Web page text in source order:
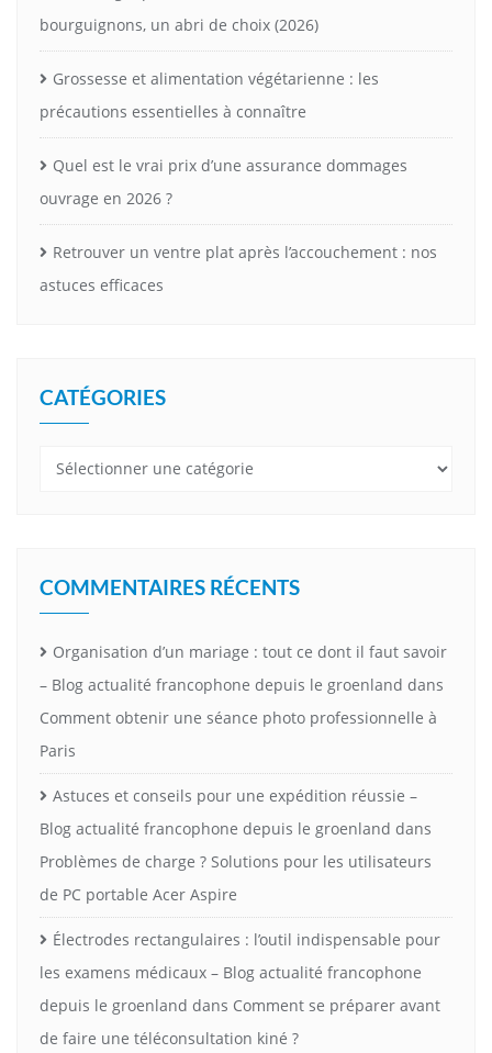
bourguignons, un abri de choix (2026)
Grossesse et alimentation végétarienne : les
précautions essentielles à connaître
Quel est le vrai prix d’une assurance dommages
ouvrage en 2026 ?
Retrouver un ventre plat après l’accouchement : nos
astuces efficaces
CATÉGORIES
Catégories
COMMENTAIRES RÉCENTS
Organisation d’un mariage : tout ce dont il faut savoir
– Blog actualité francophone depuis le groenland dans
Comment obtenir une séance photo professionnelle à
Paris
Astuces et conseils pour une expédition réussie –
Blog actualité francophone depuis le groenland dans
Problèmes de charge ? Solutions pour les utilisateurs
de PC portable Acer Aspire
Électrodes rectangulaires : l’outil indispensable pour
les examens médicaux – Blog actualité francophone
depuis le groenland dans Comment se préparer avant
de faire une téléconsultation kiné ?